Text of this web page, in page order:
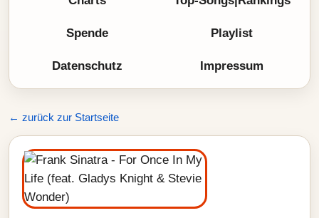
Spende Playlist
Datenschutz Impressum
← zurück zur Startseite